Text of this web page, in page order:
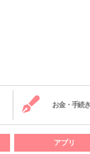
お金・手続き
アプリ